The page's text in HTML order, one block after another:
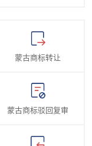
蒙古商标转让
蒙古商标驳回复审